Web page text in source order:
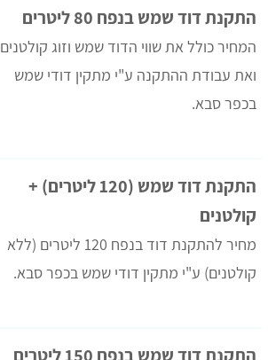
התקנת דוד שמש בנפח 80 ליטרים
המחיר כולל את שווי הדוד שמש וזוג קולטנים
ואת עבודת ההתקנה ע"י מתקין דודי שמש
בכפר סבא.
התקנת דוד שמש (120 ליטרים) +
קולטנים
מחיר להתקנת דוד בנפח 120 ליטרים (ללא
קולטנים) ע"י מתקין דודי שמש בכפר סבא.
התקנת דוד שמש בנפח 150 ליטרים